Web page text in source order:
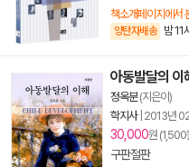
책소개페이지에서
양탄자배송 밤 11시
아동발달의 이
정옥분(지은이)
학지사| 2013년
30,000원 (1,500
구판절판